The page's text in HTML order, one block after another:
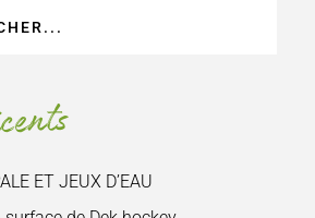
ET JEUX D’EAU